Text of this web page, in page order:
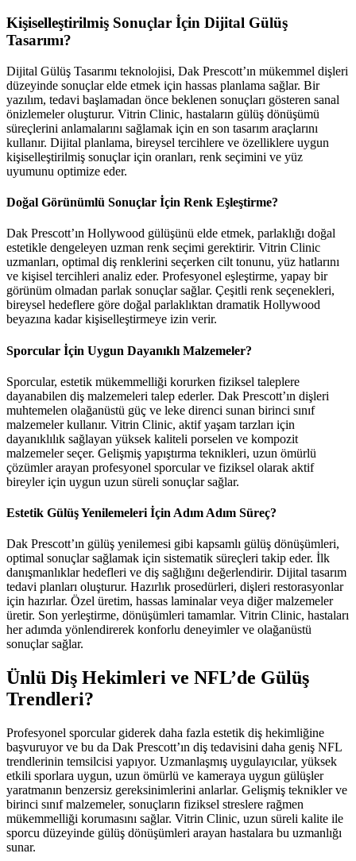
Kişiselleştirilmiş Sonuçlar İçin Dijital Gülüş
Tasarımı?
Dijital Gülüş Tasarımı teknolojisi, Dak Prescott’ın mükemmel dişleri
düzeyinde sonuçlar elde etmek için hassas planlama sağlar. Bir
yazılım, tedavi başlamadan önce beklenen sonuçları gösteren sanal
önizlemeler oluşturur. Vitrin Clinic, hastaların gülüş dönüşümü
süreçlerini anlamalarını sağlamak için en son tasarım araçlarını
kullanır. Dijital planlama, bireysel tercihlere ve özelliklere uygun
kişiselleştirilmiş sonuçlar için oranları, renk seçimini ve yüz
uyumunu optimize eder.
Doğal Görünümlü Sonuçlar İçin Renk Eşleştirme?
Dak Prescott’ın Hollywood gülüşünü elde etmek, parlaklığı doğal
estetikle dengeleyen uzman renk seçimi gerektirir. Vitrin Clinic
uzmanları, optimal diş renklerini seçerken cilt tonunu, yüz hatlarını
ve kişisel tercihleri analiz eder. Profesyonel eşleştirme, yapay bir
görünüm olmadan parlak sonuçlar sağlar. Çeşitli renk seçenekleri,
bireysel hedeflere göre doğal parlaklıktan dramatik Hollywood
beyazına kadar kişiselleştirmeye izin verir.
Sporcular İçin Uygun Dayanıklı Malzemeler?
Sporcular, estetik mükemmelliği korurken fiziksel taleplere
dayanabilen diş malzemeleri talep ederler. Dak Prescott’ın dişleri
muhtemelen olağanüstü güç ve leke direnci sunan birinci sınıf
malzemeler kullanır. Vitrin Clinic, aktif yaşam tarzları için
dayanıklılık sağlayan yüksek kaliteli porselen ve kompozit
malzemeler seçer. Gelişmiş yapıştırma teknikleri, uzun ömürlü
çözümler arayan profesyonel sporcular ve fiziksel olarak aktif
bireyler için uygun uzun süreli sonuçlar sağlar.
Estetik Gülüş Yenilemeleri İçin Adım Adım Süreç?
Dak Prescott’ın gülüş yenilemesi gibi kapsamlı gülüş dönüşümleri,
optimal sonuçlar sağlamak için sistematik süreçleri takip eder. İlk
danışmanlıklar hedefleri ve diş sağlığını değerlendirir. Dijital tasarım
tedavi planları oluşturur. Hazırlık prosedürleri, dişleri restorasyonlar
için hazırlar. Özel üretim, hassas laminalar veya diğer malzemeler
üretir. Son yerleştirme, dönüşümleri tamamlar. Vitrin Clinic, hastaları
her adımda yönlendirerek konforlu deneyimler ve olağanüstü
sonuçlar sağlar.
Ünlü Diş Hekimleri ve NFL’de Gülüş
Trendleri?
Profesyonel sporcular giderek daha fazla estetik diş hekimliğine
başvuruyor ve bu da Dak Prescott’ın diş tedavisini daha geniş NFL
trendlerinin temsilcisi yapıyor. Uzmanlaşmış uygulayıcılar, yüksek
etkili sporlara uygun, uzun ömürlü ve kameraya uygun gülüşler
yaratmanın benzersiz gereksinimlerini anlarlar. Gelişmiş teknikler ve
birinci sınıf malzemeler, sonuçların fiziksel streslere rağmen
mükemmelliği korumasını sağlar. Vitrin Clinic, uzun süreli kalite ile
sporcu düzeyinde gülüş dönüşümleri arayan hastalara bu uzmanlığı
sunar.